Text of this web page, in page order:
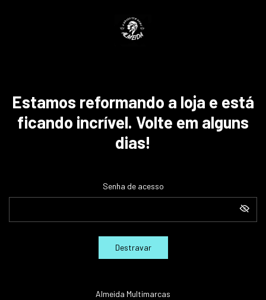
Estamos reformando a loja e está
ficando incrível. Volte em alguns
dias!
Senha de acesso
Destravar
Almeida Multimarcas